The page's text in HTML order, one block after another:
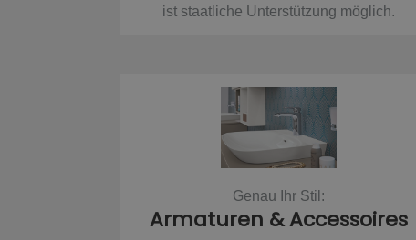
ist staatliche Unterstützung möglich.
Genau Ihr Stil:
Armaturen & Accessoires